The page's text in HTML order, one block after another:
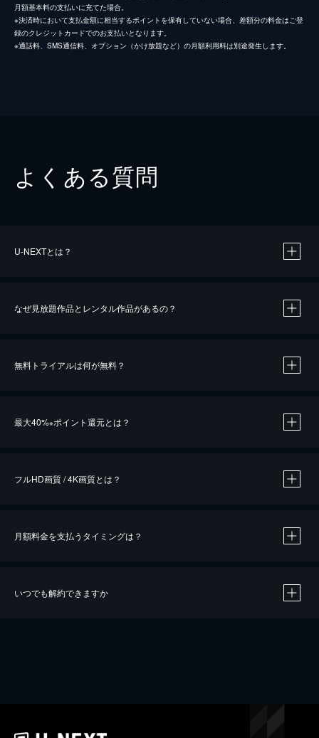
月額基本料の支払いに充てた場合。
※決済時において支払金額に相当するポイントを保有していない場合、差額分の料金はご登
録のクレジットカードでのお支払いとなります。
※通話料、SMS通信料、オプション（かけ放題など）の月額利用料は別途発生します。
よくある質問
U-NEXTとは？
なぜ見放題作品とレンタル作品があるの？
無料トライアルは何が無料？
最大40%※ポイント還元とは？
※40％ポイント還元の対象は、クレジットカード決済による作品の購入 / レンタルです。
iOSアプリのUコイン決済による作品の購入 / レンタルは、20％のポイント還元です。
フルHD画質 / 4K画質とは？
月額料金を支払うタイミングは？
いつでも解約できますか